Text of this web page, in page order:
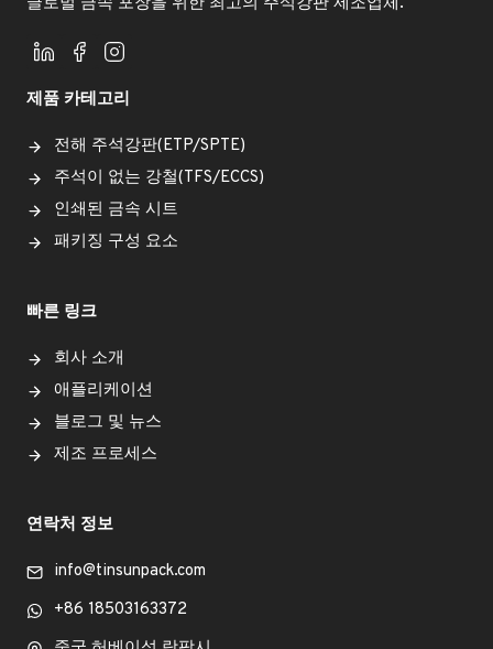
제품 카테고리
전해 주석강판(ETP/SPTE)
주석이 없는 강철(TFS/ECCS)
인쇄된 금속 시트
패키징 구성 요소
빠른 링크
회사 소개
애플리케이션
블로그 및 뉴스
제조 프로세스
연락처 정보
info@tinsunpack.com
+86 18503163372